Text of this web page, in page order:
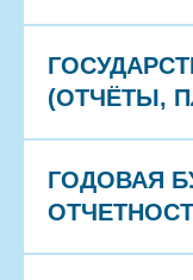
(ОТЧЁТЫ,
ГОДОВАЯ